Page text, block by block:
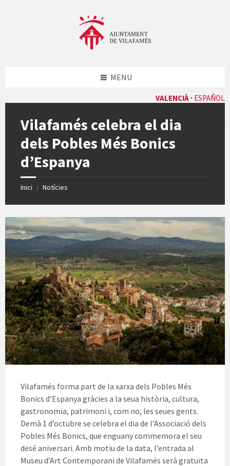
VALENCIÀ ESPAÑOL
MENU
Vilafamés celebra el dia
dels Pobles Més Bonics
d’Espanya
Inici / Notícies
Vilafamés forma part de la xarxa dels Pobles Més
Bonics d’Espanya gràcies a la seua història, cultura,
gastronomia, patrimoni i, com no, les seues gents.
Demà 1 d’octubre se celebra el dia de l’Associació dels
Pobles Més Bonics, que enguany commemora el seu
desé aniversari. Amb motiu de la data, l’entrada al
Museu d’Art Contemporani de Vilafamés serà gratuïta